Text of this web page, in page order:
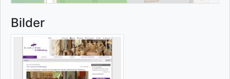
Bilder